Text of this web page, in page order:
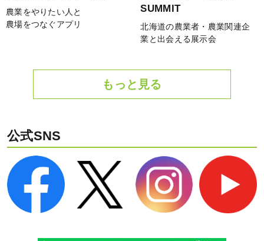
農業をやりたい人と
農場をつなぐアプリ
SUMMIT
北海道の農業者・農業関連企
業と出会える展示会
もっと見る
公式SNS